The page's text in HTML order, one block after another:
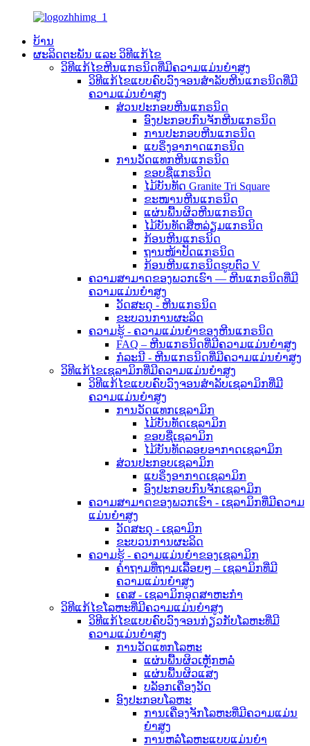
ບ້ານ
ຜະລິດຕະພັນ ແລະ ວິທີແກ້ໄຂ
ວິທີແກ້ໄຂຫີນແກຣນິດທີ່ມີຄວາມແມ່ນຍຳສູງ
ວິທີແກ້ໄຂແບບຄົບວົງຈອນສຳລັບຫີນແກຣນິດທີ່ມີ
ຄວາມແມ່ນຍໍາສູງ
ສ່ວນປະກອບຫີນແກຣນິດ
ອົງປະກອບກົນຈັກຫີນແກຣນິດ
ການປະກອບຫີນແກຣນິດ
ແບຣິ່ງອາກາດແກຣນິດ
ການວັດແທກຫີນແກຣນິດ
ຂອບຊື່ແກຣນິດ
ໄມ້ບັນທັດ Granite Tri Square
ຂະໜານຫີນແກຣນິດ
ແຜ່ນພື້ນຜິວຫີນແກຣນິດ
ໄມ້ບັນທັດສີ່ຫລ່ຽມແກຣນິດ
ກ້ອນຫີນແກຣນິດ
ຖານໜ້າປັດແກຣນິດ
ກ້ອນຫີນແກຣນິດຮູບຕົວ V
ຄວາມສາມາດຂອງພວກເຮົາ — ຫີນແກຣນິດທີ່ມີ
ຄວາມແມ່ນຍຳສູງ
ວັດສະດຸ - ຫີນແກຣນິດ
ຂະບວນການຜະລິດ
ຄວາມຮູ້ - ຄວາມແມ່ນຍໍາຂອງຫີນແກຣນິດ
FAQ – ຫີນແກຣນິດທີ່ມີຄວາມແມ່ນຍໍາສູງ
ກໍລະນີ - ຫີນແກຣນິດທີ່ມີຄວາມແມ່ນຍໍາສູງ
ວິທີແກ້ໄຂເຊລາມິກທີ່ມີຄວາມແມ່ນຍໍາສູງ
ວິທີແກ້ໄຂແບບຄົບວົງຈອນສຳລັບເຊລາມິກທີ່ມີ
ຄວາມແມ່ນຍໍາສູງ
ການວັດແທກເຊລາມິກ
ໄມ້ບັນທັດເຊລາມິກ
ຂອບຊື່ເຊລາມິກ
ໄມ້ບັນທັດລອຍອາກາດເຊລາມິກ
ສ່ວນປະກອບເຊລາມິກ
ແບຣິ່ງອາກາດເຊລາມິກ
ອົງປະກອບກົນຈັກເຊລາມິກ
ຄວາມສາມາດຂອງພວກເຮົາ - ເຊລາມິກທີ່ມີຄວາມ
ແມ່ນຍໍາສູງ
ວັດສະດຸ - ເຊລາມິກ
ຂະບວນການຜະລິດ
ຄວາມຮູ້ - ຄວາມແມ່ນຍຳຂອງເຊລາມິກ
ຄຳຖາມທີ່ຖາມເລື້ອຍໆ – ເຊລາມິກທີ່ມີ
ຄວາມແມ່ນຍຳສູງ
ເຄສ - ເຊລາມິກອຸດສາຫະກຳ
ວິທີແກ້ໄຂໂລຫະທີ່ມີຄວາມແມ່ນຍໍາສູງ
ວິທີແກ້ໄຂແບບຄົບວົງຈອນກ່ຽວກັບໂລຫະທີ່ມີ
ຄວາມແມ່ນຍໍາສູງ
ການວັດແທກໂລຫະ
ແຜ່ນພື້ນຜິວເຫຼັກຫລໍ່
ແຜ່ນພື້ນຜິວແສງ
ບລັອກເຄື່ອງວັດ
ອົງປະກອບໂລຫະ
ການເຄື່ອງຈັກໂລຫະທີ່ມີຄວາມແມ່ນ
ຍໍາສູງ
ການຫລໍ່ໂລຫະແບບແມ່ນຍໍາ